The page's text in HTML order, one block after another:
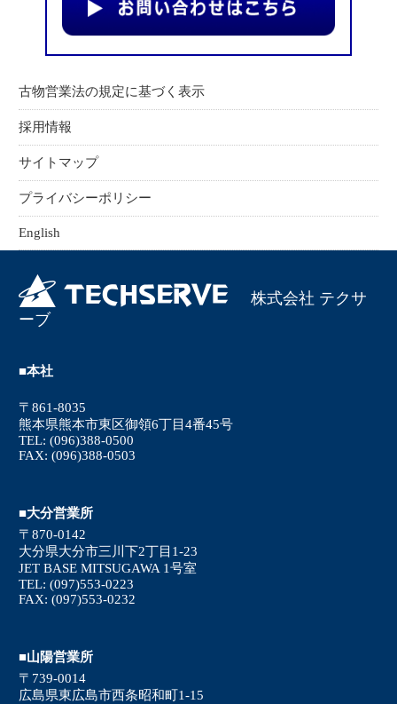
古物営業法の規定に基づく表示
採用情報
サイトマップ
プライバシーポリシー
English
株式会社 テクサ
ーブ
■本社
〒861-8035
熊本県熊本市東区御領6丁目4番45号
TEL: (096)388-0500
FAX: (096)388-0503
■大分営業所
〒870-0142
大分県大分市三川下2丁目1-23
JET BASE MITSUGAWA 1号室
TEL: (097)553-0223
FAX: (097)553-0232
■山陽営業所
〒739-0014
広島県東広島市西条昭和町1-15